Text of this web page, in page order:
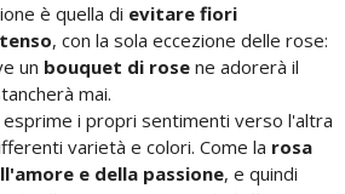
è quella di evitare fiori
, con la sola eccezione delle rose:
un bouquet di rosene adorerà il
mai.
i propri sentimenti verso l'altra
varietà e colori. Come la rosa
e della passione, e quindi